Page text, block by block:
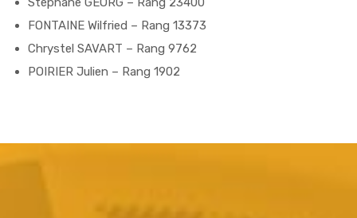
FONTAINE Wilfried – Rang 13373
Chrystel SAVART – Rang 9762
POIRIER Julien – Rang 1902